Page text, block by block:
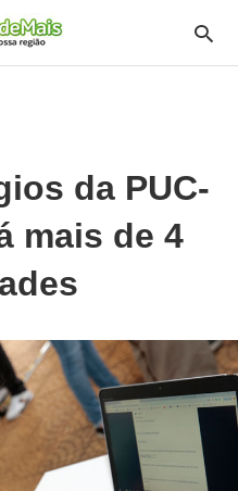
da PUC-
mais de 4